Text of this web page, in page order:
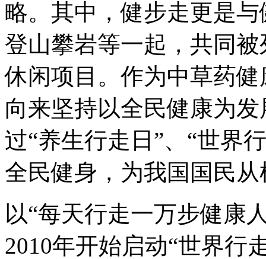
略。其中，健步走更是
登山攀岩等一起，共同
休闲项目。作为中草药
向来坚持以全民健康为
过“养生行走日”、“世界
全民健身，为我国国民
以“每天行走一万步健康
2010年开始启动“世界行